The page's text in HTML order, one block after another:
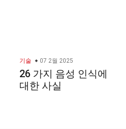
기술 07 2월 2025
26 가지 음성 인식에
대한 사실